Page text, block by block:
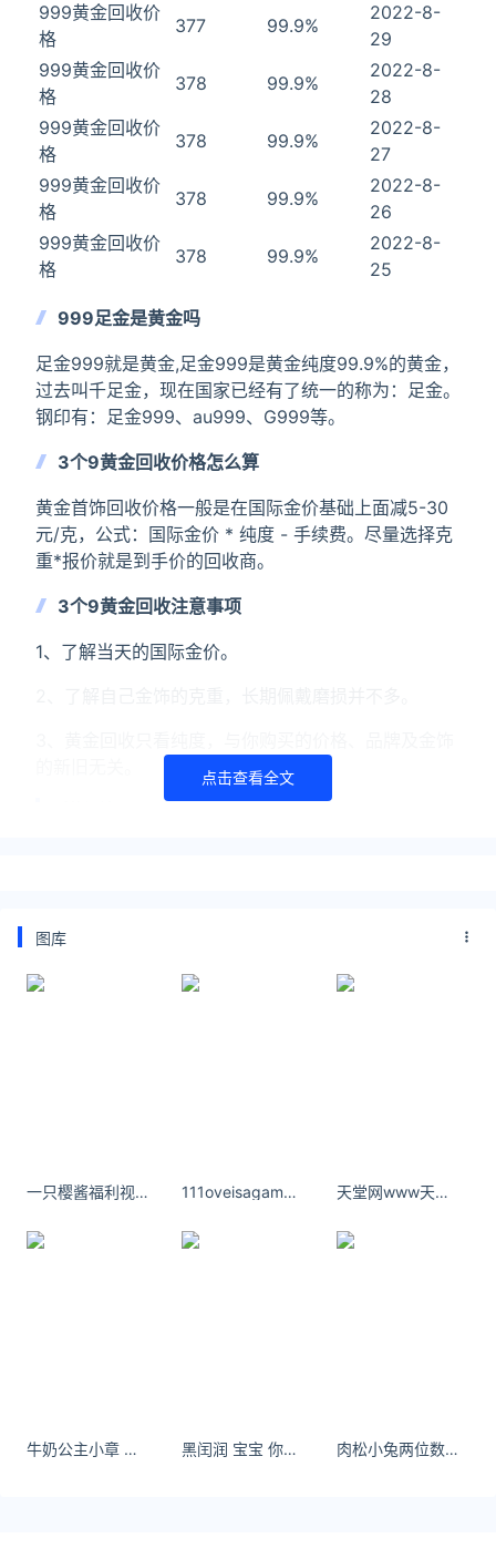
999黄金回收价
格
377 99.9%
2022-8-
29
999黄金回收价
格
378 99.9%
2022-8-
28
999黄金回收价
格
378 99.9%
2022-8-
27
999黄金回收价
格
378 99.9%
2022-8-
26
999黄金回收价
格
378 99.9%
2022-8-
25
999足金是黄金吗
足金999就是黄金,足金999是黄金纯度99.9%的黄金，
过去叫千足金，现在国家已经有了统一的称为：足金。
钢印有：足金999、au999、G999等。
3个9黄金回收价格怎么算
黄金首饰回收价格一般是在国际金价基础上面减5-30
元/克，公式：国际金价 * 纯度 - 手续费。尽量选择克
重*报价就是到手价的回收商。
3个9黄金回收注意事项
1、了解当天的国际金价。
司，国际钯金暂报2118美元/盎司，国内金价暂报
392.4元/克，中国黄金基础金
黄金回收价格查询今日2022年9月12日
目前黄金回收渠道主要有金店、银行、典当行、街边黄
今日金价黄金价格实时在线查询：
点击查看全文
图库
一只樱酱福利视图 最新萌妹自拍 111oveisagame 别放弃、也许你喜欢的人也正在喜欢着你 天堂网www天堂在线资源库 能让自己登高的，不是借用他人的肩膀。
牛奶公主小章 拍到飞机咯天天快乐开心、时时好心情。 黑闰润 宝宝 你喜欢吗？ 肉松小兔两位数的小维秘还挺出片#穿搭 #泰国#母婴